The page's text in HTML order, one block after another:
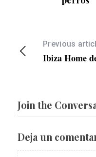
Previous
Ibiza Home
Join the
Deja un